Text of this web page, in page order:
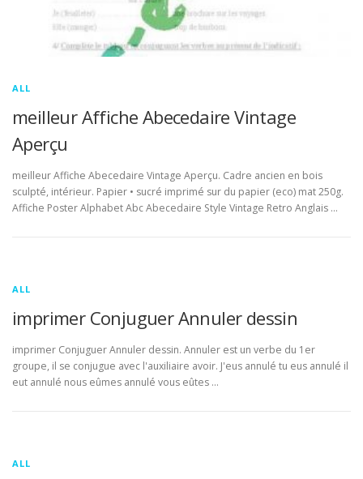
ALL
meilleur Affiche Abecedaire Vintage
Aperçu
meilleur Affiche Abecedaire Vintage Aperçu. Cadre ancien en bois
sculpté, intérieur. Papier • sucré imprimé sur du papier (eco) mat 250g.
Affiche Poster Alphabet Abc Abecedaire Style Vintage Retro Anglais …
ALL
imprimer Conjuguer Annuler dessin
imprimer Conjuguer Annuler dessin. Annuler est un verbe du 1er
groupe, il se conjugue avec l'auxiliaire avoir. J'eus annulé tu eus annulé il
eut annulé nous eûmes annulé vous eûtes …
ALL